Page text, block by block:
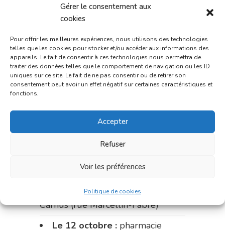
Gérer le consentement aux
cookies
Pour offrir les meilleures expériences, nous utilisons des technologies
telles que les cookies pour stocker et/ou accéder aux informations des
appareils. Le fait de consentir à ces technologies nous permettra de
traiter des données telles que le comportement de navigation ou les ID
uniques sur ce site. Le fait de ne pas consentir ou de retirer son
consentement peut avoir un effet négatif sur certaines caractéristiques et
fonctions.
Accepter
Refuser
Voir les préférences
Politique de cookies
pharmacie Palobart (Laguépie)
du 18 au 25 septembre :
pharmacie Fontanges
du 25 au 28 septembre :
pharmacie du marché (2 allées
Aristide Briand)
pharmacie Charignon-
Dumas (La Fouillade)
Bonnemaire (rue Saint-Jacques)
du 9 au 12 octobre:pharmacie
Carnus (rue Marcellin-Fabre)
Le 12 octobre : pharmacie